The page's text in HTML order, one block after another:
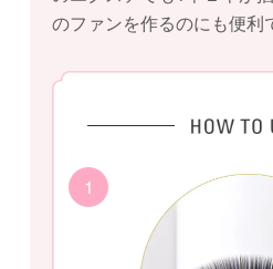
のファンを作るのにも便利
1